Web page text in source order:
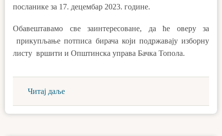
посланике за 17. децембар 2023. године.
Обавештавамо све заинтересоване, да ће оверу за
прикупљање потписа бирача који подржавају изборну
листу вршити и Општинска управа Бачка Топола.
Читај даље